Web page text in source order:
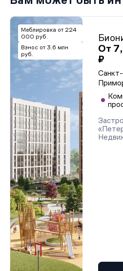
Меблировка от 224
000 руб.
Взнос от 3.6 млн
руб.
От
₽